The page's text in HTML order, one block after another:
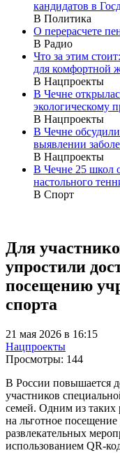
кандидатов в
В Политика
О перерасчете
В Радио
Что за этим
для комфортной
В Нацпроекты
В Чечне
экологическому
В Нацпроекты
В Чечне
выявлении
В Нацпроекты
В Чечне 25 школ
настольного
В Спорт
Для
упростили
посещению
спорта
21 мая 2026 в 16:15
Нацпроекты
Просмотры: 144
В России повышается
участников
семей. Одним из таких
на льготное
развлекательных
использованием QR-